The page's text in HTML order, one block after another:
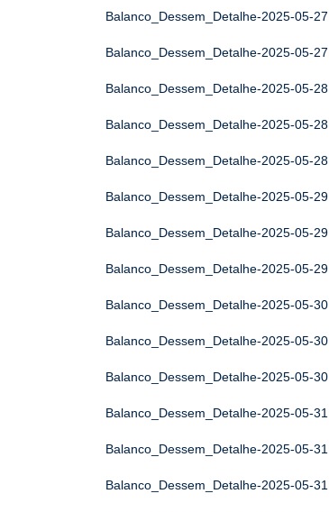
Balanco_Dessem_Detalhe-2025-05-27
Balanco_Dessem_Detalhe-2025-05-27
Balanco_Dessem_Detalhe-2025-05-28
Balanco_Dessem_Detalhe-2025-05-28
Balanco_Dessem_Detalhe-2025-05-28
Balanco_Dessem_Detalhe-2025-05-29
Balanco_Dessem_Detalhe-2025-05-29
Balanco_Dessem_Detalhe-2025-05-29
Balanco_Dessem_Detalhe-2025-05-30
Balanco_Dessem_Detalhe-2025-05-30
Balanco_Dessem_Detalhe-2025-05-30
Balanco_Dessem_Detalhe-2025-05-31
Balanco_Dessem_Detalhe-2025-05-31
Balanco_Dessem_Detalhe-2025-05-31